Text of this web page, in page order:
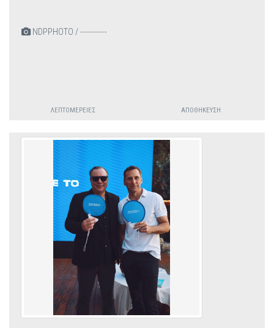
NDPPHOTO / -----------
ΛΕΠΤΟΜΈΡΕΙΕΣ ΑΠΟΘΉΚΕΥΣΗ